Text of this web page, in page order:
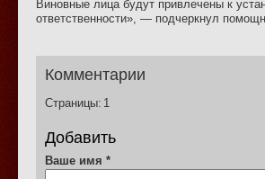
Виновные лица будут привлечены к
ответственности», — подчеркнул
Комментарии
Страницы: 1
Добавить
Ваше имя *